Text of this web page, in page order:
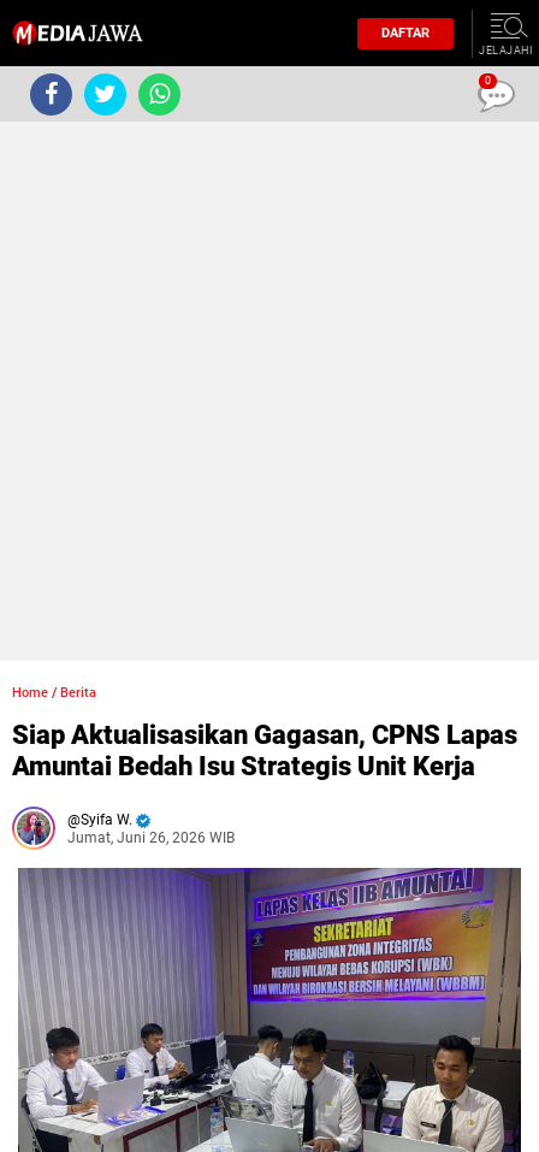
DAFTAR
JELAJAHI
Home / Berita
Siap Aktualisasikan Gagasan, CPNS Lapas
Amuntai Bedah Isu Strategis Unit Kerja
Syifa W.
Jumat, Juni 26, 2026 WIB
0